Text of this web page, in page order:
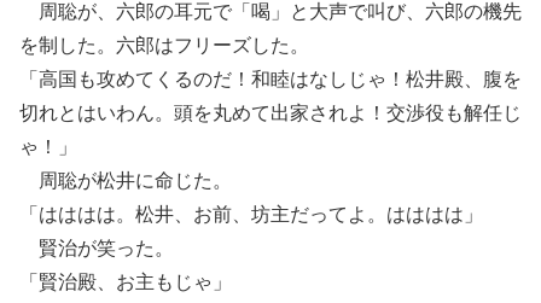
周聡が、六郎の耳元で「喝」と大声で叫び、六郎の機先
を制した。六郎はフリーズした。
「高国も攻めてくるのだ！和睦はなしじゃ！松井殿、腹を
切れとはいわん。頭を丸めて出家されよ！交渉役も解任じ
ゃ！」
周聡が松井に命じた。
「はははは。松井、お前、坊主だってよ。はははは」
賢治が笑った。
「賢治殿、お主もじゃ」